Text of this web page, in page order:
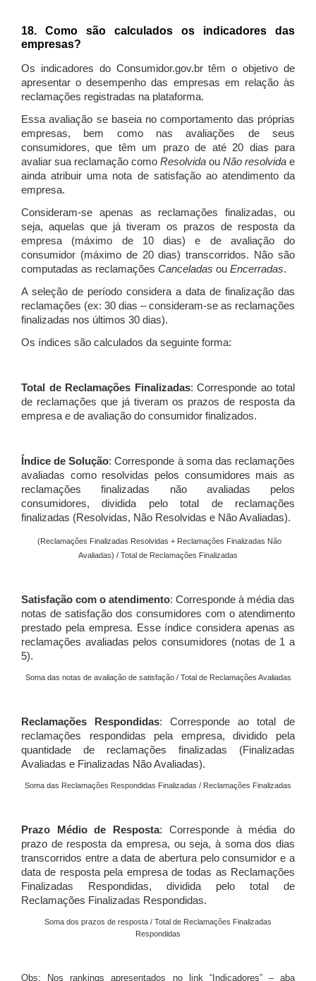
18. Como são calculados os indicadores das
empresas?
Os indicadores do Consumidor.gov.br têm o objetivo de
apresentar o desempenho das empresas em relação às
reclamações registradas na plataforma.
Essa avaliação se baseia no comportamento das próprias
empresas, bem como nas avaliações de seus
consumidores, que têm um prazo de até 20 dias para
avaliar sua reclamação como Resolvida ou Não resolvida e
ainda atribuir uma nota de satisfação ao atendimento da
empresa.
Consideram-se apenas as reclamações finalizadas, ou
seja, aquelas que já tiveram os prazos de resposta da
empresa (máximo de 10 dias) e de avaliação do
consumidor (máximo de 20 dias) transcorridos. Não são
computadas as reclamações Canceladas ou Encerradas.
A seleção de período considera a data de finalização das
reclamações (ex: 30 dias – consideram-se as reclamações
finalizadas nos últimos 30 dias).
Os índices são calculados da seguinte forma:
Total de Reclamações Finalizadas: Corresponde ao total
de reclamações que já tiveram os prazos de resposta da
empresa e de avaliação do consumidor finalizados.
Índice de Solução: Corresponde à soma das reclamações
avaliadas como resolvidas pelos consumidores mais as
reclamações finalizadas não avaliadas pelos
consumidores, dividida pelo total de reclamações
finalizadas (Resolvidas, Não Resolvidas e Não Avaliadas).
(Reclamações Finalizadas Resolvidas + Reclamações Finalizadas Não
Avaliadas) / Total de Reclamações Finalizadas
Satisfação com o atendimento: Corresponde à média das
notas de satisfação dos consumidores com o atendimento
prestado pela empresa. Esse índice considera apenas as
reclamações avaliadas pelos consumidores (notas de 1 a
5).
Soma das notas de avaliação de satisfação / Total de Reclamações Avaliadas
Reclamações Respondidas: Corresponde ao total de
reclamações respondidas pela empresa, dividido pela
quantidade de reclamações finalizadas (Finalizadas
Avaliadas e Finalizadas Não Avaliadas).
Soma das Reclamações Respondidas Finalizadas / Reclamações Finalizadas
Prazo Médio de Resposta: Corresponde à média do
prazo de resposta da empresa, ou seja, à soma dos dias
transcorridos entre a data de abertura pelo consumidor e a
data de resposta pela empresa de todas as Reclamações
Finalizadas Respondidas, dividida pelo total de
Reclamações Finalizadas Respondidas.
Soma dos prazos de resposta / Total de Reclamações Finalizadas
Respondidas
Obs: Nos rankings apresentados no link “Indicadores” – aba